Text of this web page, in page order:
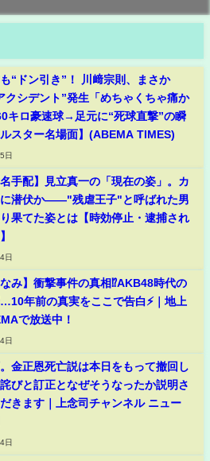
“ドン引き”！ 川﨑宗則、まさか
クシデント”発生「めちゃくちゃ痛か
キロ豪速球→足元に“死球直撃”の瞬
スター名場面】(ABEMA TIMES)
日
名手配】見立真一の「現在の姿」。カ
に潜伏か――"残虐王子"と呼ばれた男
果てた姿とは【時効停止・逮捕され
日
なみ】衝撃事件の真相⁉️AKB48時代の
年前の真実をここで告白⚡️｜地上
で放送中！
日
金正恩死亡説は本日をもって撤回し
びと訂正となぜそうなったか説明さ
きます｜上念司チャンネル ニュー
日